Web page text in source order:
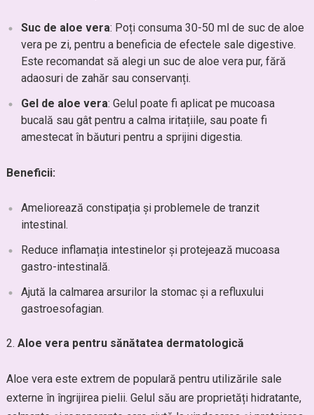
Suc de aloe vera: Poți consuma 30-50 ml de suc de aloe
vera pe zi, pentru a beneficia de efectele sale digestive.
Este recomandat să alegi un suc de aloe vera pur, fără
adaosuri de zahăr sau conservanți.
Gel de aloe vera: Gelul poate fi aplicat pe mucoasa
bucală sau gât pentru a calma iritațiile, sau poate fi
amestecat în băuturi pentru a sprijini digestia.
Beneficii:
Ameliorează constipația și problemele de tranzit
intestinal.
Reduce inflamația intestinelor și protejează mucoasa
gastro-intestinală.
Ajută la calmarea arsurilor la stomac și a refluxului
gastroesofagian.
Aloe vera pentru sănătatea dermatologică
Aloe vera este extrem de populară pentru utilizările sale
externe în îngrijirea pielii. Gelul său are proprietăți hidratante,